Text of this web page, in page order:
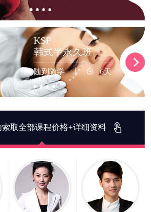
KSP
韩式半永久班
随到随学 6天
索取全部课程价格+详细资料